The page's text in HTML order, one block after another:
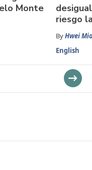
Monte
riesgo
ByHwei
English